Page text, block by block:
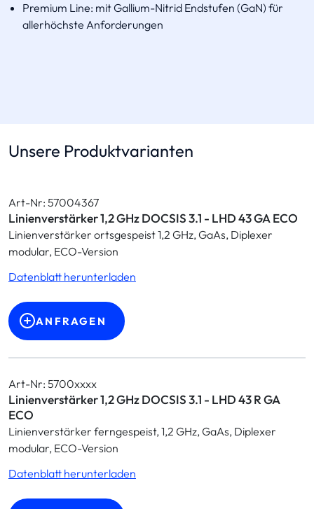
Premium Line: mit Gallium-Nitrid Endstufen (GaN) für
allerhöchste Anforderungen
Unsere Produktvarianten
Art-Nr: 57004367
Linienverstärker 1,2 GHz DOCSIS 3.1 - LHD 43 GA ECO
Linienverstärker ortsgespeist 1,2 GHz, GaAs, Diplexer
modular, ECO-Version
Datenblatt herunterladen
ANFRAGEN
Art-Nr: 5700xxxx
Linienverstärker 1,2 GHz DOCSIS 3.1 - LHD 43 R GA
ECO
Linienverstärker ferngespeist, 1,2 GHz, GaAs, Diplexer
modular, ECO-Version
Datenblatt herunterladen